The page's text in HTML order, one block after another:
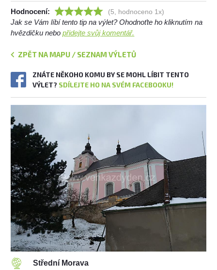
Hodnocení: (5, hodnoceno 1x)
Jak se Vám líbí tento tip na výlet? Ohodnoťte ho kliknutím na
hvězdičku nebopřidejte svůj komentář.
ZPĚT NA MAPU / SEZNAM VÝLETŮ
ZNÁTE NĚKOHO KOMU BY SE MOHL LÍBIT TENTO
VÝLET? SDÍLEJTE HO NA SVÉM FACEBOOKU!
Střední Morava